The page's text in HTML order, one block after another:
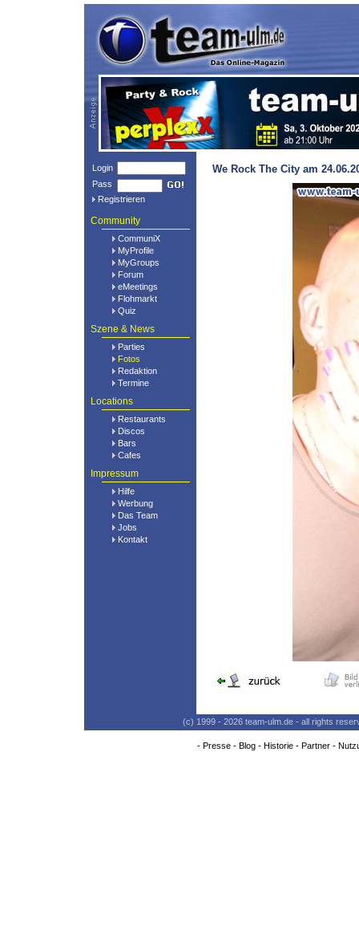
Login
Pass
Registrieren
Community
CommuniX
MyProfile
MyGroups
Forum
eMeetings
Flohmarkt
Quiz
Szene & News
Parties
Fotos
Redaktion
Termine
Locations
Restaurants
Discos
Bars
Cafes
Impressum
Hilfe
Werbung
Das Team
Jobs
Kontakt
We Rock The City am
(c) 1999 - 2026 team-ulm.de - all rights
- Presse- Blog- Historie- Partner-